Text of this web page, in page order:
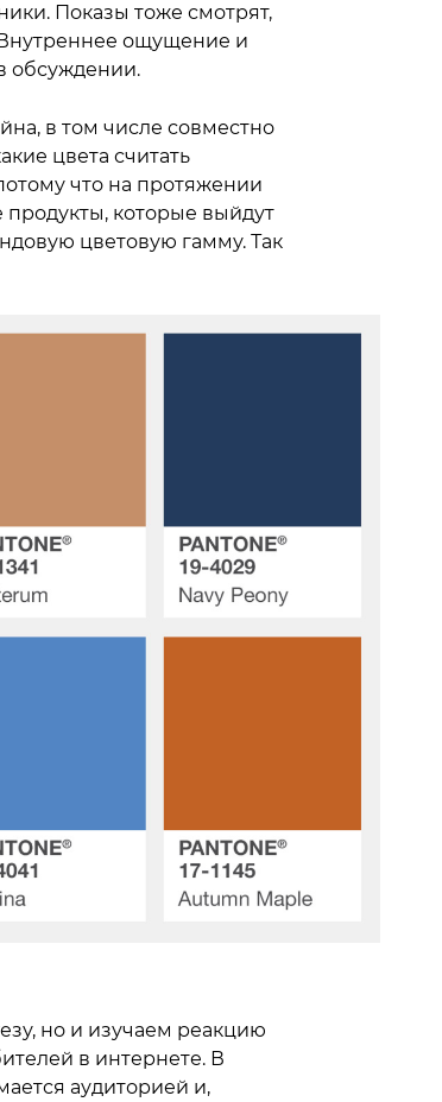
Показы тоже смотрят,
ощущение и
обсуждении.
в том числе совместно
цвета считать
что на протяжении
которые выйдут
цветовую гамму. Так
но и изучаем реакцию
в интернете. В
аудиторией и,